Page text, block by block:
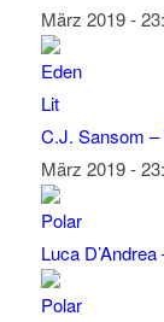
März 2019 -
C.J. Sansom –
März 2019 -
Luca